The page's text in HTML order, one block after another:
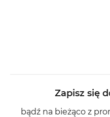
Zapisz się
bądź na bieżąco z